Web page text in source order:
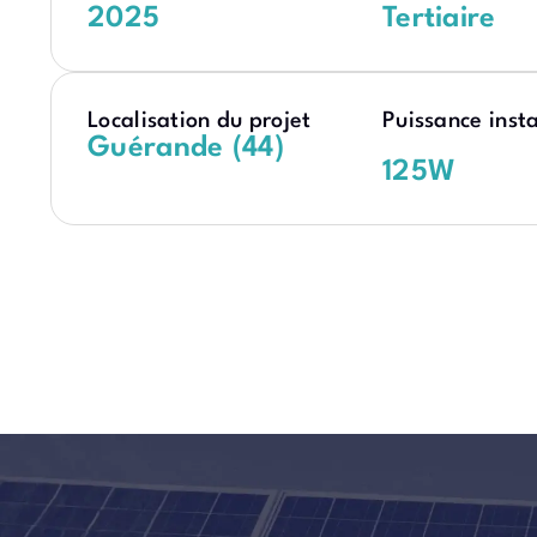
2025 Tertiaire
Localisation du projet
Guérande (44)
Puissance
125W